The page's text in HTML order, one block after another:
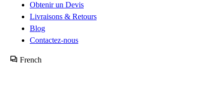
Obtenir un Devis
Livraisons & Retours
Blog
Contactez-nous
French